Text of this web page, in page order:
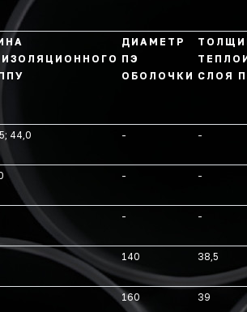
ДИАМЕТР
ПЭ
ОБОЛОЧКИ СЛОЯ
44,0 - -
- -
- -
140 38,5
160 39